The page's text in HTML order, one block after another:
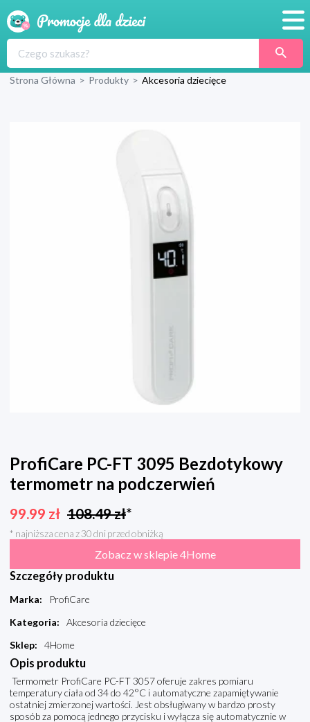
Produkty
Wyprawka
Strona Główna > Produkty > Akcesoria dziecięce
ProfiCare PC-FT 3095 Bezdotykowy
termometr na podczerwień
99.99 zł 108.49zł*
* najniższa cena z 30 dni przed obniżką
Zobacz w sklepie 4Home
Szczegóły produktu
Marka:
ProfiCare
Kategoria:
Akcesoria dziecięce
Sklep: 4Home
Opis produktu
Termometr ProfiCare PC-FT 3057 oferuje zakres pomiaru
temperatury ciała od 34 do 42°C i automatyczne zapamiętywanie
ostatniej zmierzonej wartości. Jest obsługiwany w bardzo prosty
sposób za pomocą jednego przycisku i wyłącza się automatycznie w